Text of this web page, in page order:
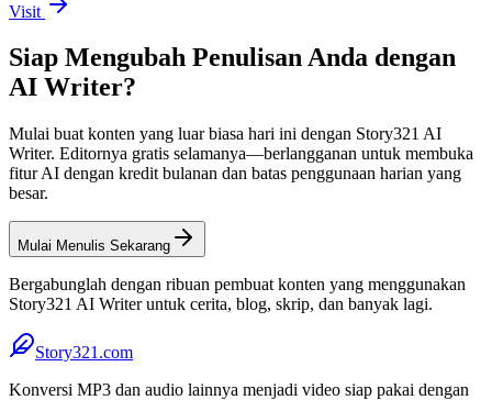
Visit
Siap Mengubah Penulisan Anda dengan
AI Writer?
Mulai buat konten yang luar biasa hari ini dengan Story321 AI
Writer. Editornya gratis selamanya—berlangganan untuk membuka
fitur AI dengan kredit bulanan dan batas penggunaan harian yang
besar.
Mulai Menulis Sekarang
Bergabunglah dengan ribuan pembuat konten yang menggunakan
Story321 AI Writer untuk cerita, blog, skrip, dan banyak lagi.
Story321.com
Konversi MP3 dan audio lainnya menjadi video siap pakai dengan